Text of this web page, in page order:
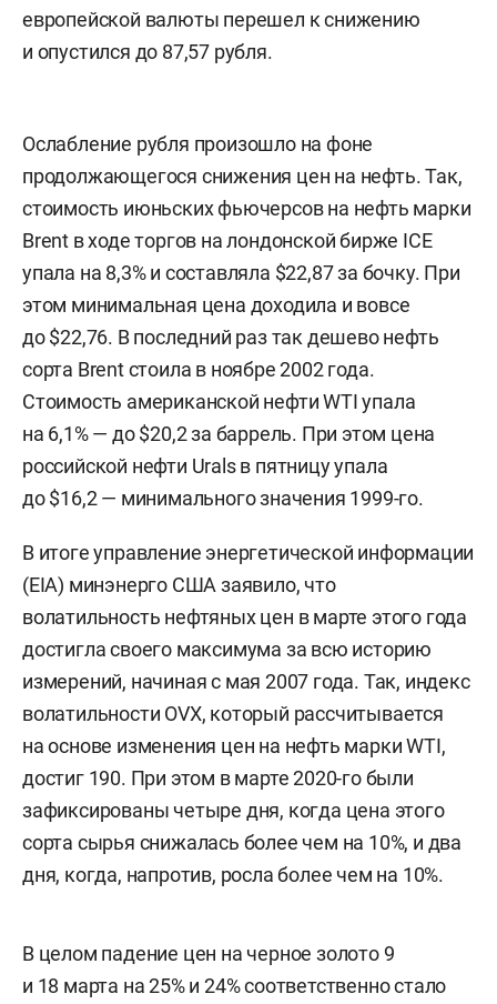
европейской валюты перешел к снижению
и опустился до 87,57 рубля.
Ослабление рубля произошло на фоне
продолжающегося снижения цен на нефть. Так,
стоимость июньских фьючерсов на нефть марки
Brent в ходе торгов на лондонской бирже ICE
упала на 8,3% и составляла $22,87 за бочку. При
этом минимальная цена доходила и вовсе
до $22,76. В последний раз так дешево нефть
сорта Brent стоила в ноябре 2002 года.
Стоимость американской нефти WTI упала
на 6,1% — до $20,2 за баррель. При этом цена
российской нефти Urals в пятницу упала
до $16,2 — минимального значения 1999-го.
В итоге управление энергетической информации
(EIA) минэнерго США заявило, что
волатильность нефтяных цен в марте этого года
достигла своего максимума за всю историю
измерений, начиная с мая 2007 года. Так, индекс
волатильности OVX, который рассчитывается
на основе изменения цен на нефть марки WTI,
достиг 190. При этом в марте 2020-го были
зафиксированы четыре дня, когда цена этого
сорта сырья снижалась более чем на 10%, и два
дня, когда, напротив, росла более чем на 10%.
В целом падение цен на черное золото 9
и 18 марта на 25% и 24% соответственно стало